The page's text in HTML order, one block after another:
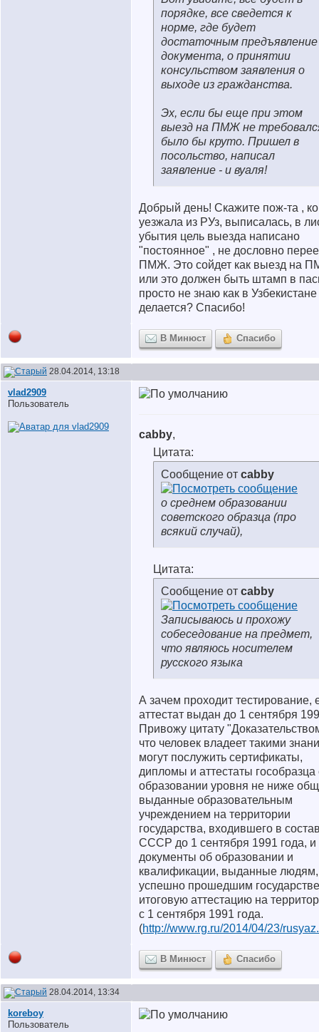
порядке, все сведется к
норме, где будет
достаточным предъявление
документа, о принятии
консульством заявления о
выходе из гражданства.
Эх, если бы еще при этом
выезд на ПМЖ не
было бы круто. Пришел в
посольство, написал
заявление - и вуаля!
Добрый день! Скажите пож-та ,
уезжала из РУз, выписалась, в
убытия цель выезда написано
"постоянное" , не дословно
ПМЖ. Это сойдет как выезд на
или это должен быть штамп в
просто не знаю как в Узбекистане
делается? Спасибо!
В Минюст Спасибо
28.04.2014, 13:18
vlad2909
Пользователь
cabby,
Цитата:
Сообщение от cabby
о среднем образовании
советского образца (про
всякий случай),
Цитата:
Сообщение от cabby
Записываюсь и прохожу
собеседование на предмет,
что являюсь носителем
русского языка
А зачем проходит тестирование,
аттестат выдан до 1 сентября
Привожу цитату
что человек владеет такими
могут послужить сертификаты,
дипломы и аттестаты гособразца
образовании уровня не ниже
выданные образовательным
учреждением на территории
государства, входившего в
СССР до 1 сентября 1991 года, и
документы об образовании и
квалификации, выданные людям,
успешно прошедшим
итоговую аттестацию на
с 1 сентября 1991 года.
(http://www.rg.ru/2014/04/23/
В Минюст Спасибо
28.04.2014, 13:34
koreboy
Пользователь